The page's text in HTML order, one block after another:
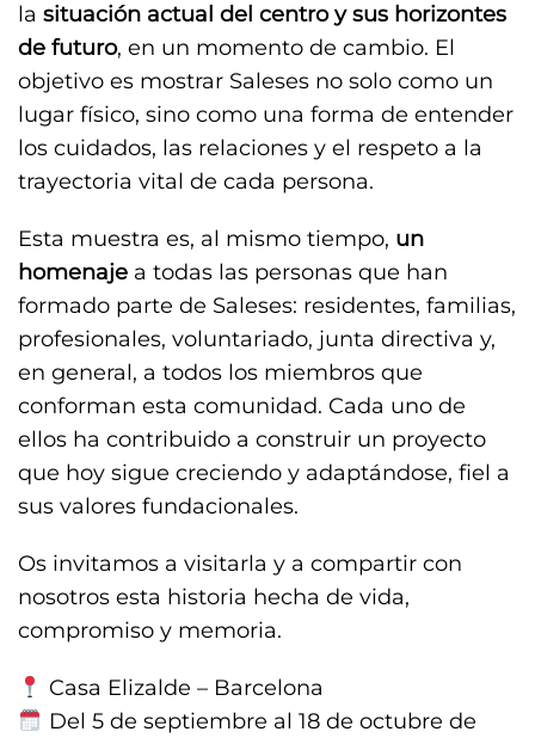
la situación actual del centro y sus horizontes
de futuro, en un momento de cambio. El
objetivo es mostrar Saleses no solo como un
lugar físico, sino como una forma de entender
los cuidados, las relaciones y el respeto a la
trayectoria vital de cada persona.
Esta muestra es, al mismo tiempo, un
homenaje a todas las personas que han
formado parte de Saleses: residentes, familias,
profesionales, voluntariado, junta directiva y,
en general, a todos los miembros que
conforman esta comunidad. Cada uno de
ellos ha contribuido a construir un proyecto
que hoy sigue creciendo y adaptándose, fiel a
sus valores fundacionales.
Os invitamos a visitarla y a compartir con
nosotros esta historia hecha de vida,
compromiso y memoria.
Casa Elizalde – Barcelona
Del 5 de septiembre al 18 de octubre de